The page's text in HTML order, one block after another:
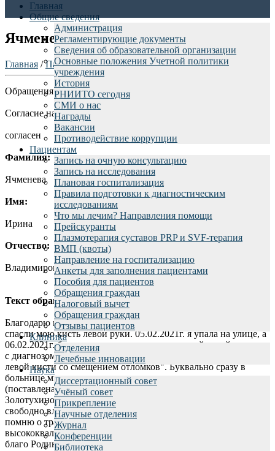
Главная
Общие сведения
Администрация
Регламентирующие документы
Сведения об образовательной организации
Основные положения Учетной политики
учреждения
История
РНИИТО сегодня
СМИ о нас
Награды
Вакансии
Противодействие коррупции
Пациентам
Запись на очную консультацию
Запись на исследования
Плановая госпитализация
Правила подготовки к диагностическим
исследованиям
Что мы лечим? Направления помощи
Прейскуранты
Плазмотерапия суставов PRP и SVF-терапия
ВМП (квоты)
Направление на госпитализацию
Анкеты для заполнения пациентами
Пособия для пациентов
Обращения граждан
Налоговый вычет
Обращения граждан
Отзывы пациентов
Клиника
Отделения
Лечебные инновации
Наука
Диссертационный совет
Учёный совет
Прикрепление
Научные отделения
Журнал
Конференции
Библиотека
Ячменева И.В.
Главная /Пациентам/Отзывы пациентов/
Обращения граждан rniito.ru - Ячменева Ирина
Согласие на обработку персональных данных:
согласен
Фамилия:
Ячменева
Имя:
Ирина
Отчество:
Владимировна
Текст обращения:
Благодарю врачей НМИТЦ ТО им. Р. Р. Вредена за то, что
спасли мою кисть левой руки. 05.02.2021г. я упала на улице, а
06.02.2021г. была доставлена в институт из районной травмы
с диагнозом "закрытый косой перелом 3-х пястной кости
левой кисти со смещением отломков". Буквально сразу в
больнице мне сделали высокотехнологическую операцию
(поставлена пластина) бесплатно. Теперь, благодаря хирургу
Золотухиной И.Ю. и лечащему врачу Волковой Ю.С. я
свободно владею рукой, ношу тяжелые сумки и даже не
помню о травме руки. Честь и хвала таким
высококвалифицированным врачам, которые трудятся на
благо Родины. Благодарный пациент Ячменева Ирина